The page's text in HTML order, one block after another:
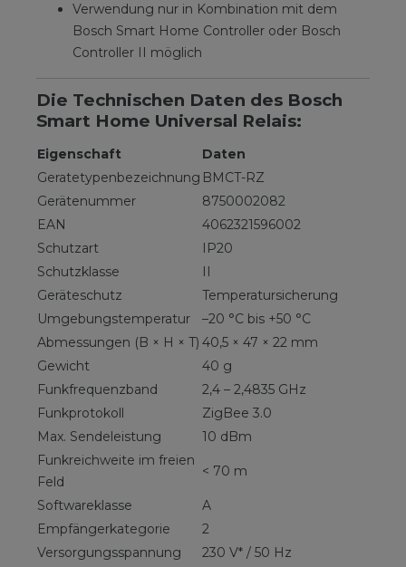
Verwendung nur in Kombination mit dem
Bosch Smart Home Controller oder Bosch
Controller II möglich
Die Technischen Daten des Bosch
Smart Home Universal Relais:
Eigenschaft
Daten
Geratetypenbezeichnung BMCT-RZ
Gerätenummer
8750002082
EAN
4062321596002
Schutzart
IP20
Schutzklasse
II
Geräteschutz
Temperatursicherung
Umgebungstemperatur
–20 °C bis +50 °C
Abmessungen (B × H × T) 40,5 × 47 × 22 mm
Gewicht
40 g
Funkfrequenzband
2,4 – 2,4835 GHz
Funkprotokoll
ZigBee 3.0
Max. Sendeleistung
10 dBm
Funkreichweite im freien
Feld
< 70 m
Softwareklasse
A
Empfängerkategorie
2
Versorgungsspannung
230 V* / 50 Hz